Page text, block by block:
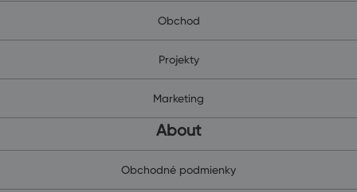
Obchod
Projekty
Marketing
About
Obchodné podmienky